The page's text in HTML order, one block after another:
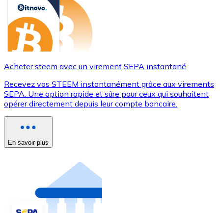
Acheter steem avec un virement SEPA instantané
Recevez vos STEEM instantanément grâce aux virements
SEPA. Une option rapide et sûre pour ceux qui souhaitent
opérer directement depuis leur compte bancaire.
En savoir plus